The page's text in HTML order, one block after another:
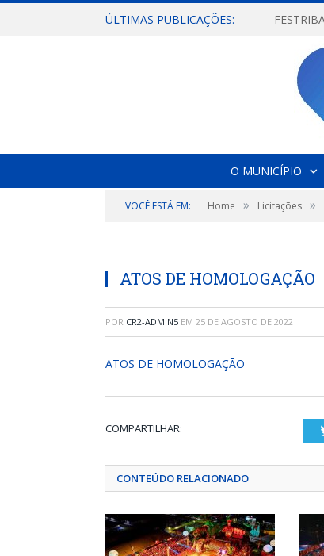
ÚLTIMAS PUBLICAÇÕES:
O MUNICÍPIO
VOCÊ ESTÁ EM: Home » Licitações »
ATOS DE HOMOLOGAÇÃO
POR CR2-ADMIN5 EM 25 DE AGOSTO DE 2022
ATOS DE HOMOLOGAÇÃO
COMPARTILHAR:
CONTEÚDO RELACIONADO